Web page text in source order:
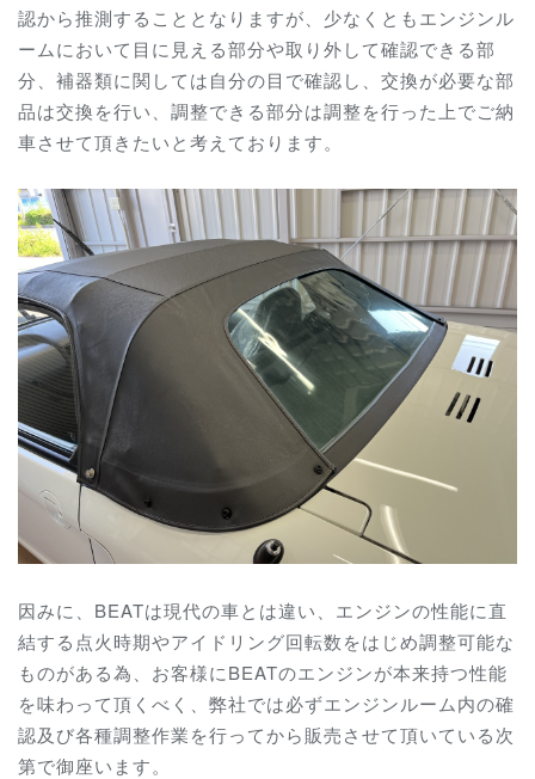
認から推測することとなりますが、少なくともエンジンル
ームにおいて目に見える部分や取り外して確認できる部
分、補器類に関しては自分の目で確認し、交換が必要な部
品は交換を行い、調整できる部分は調整を行った上でご納
車させて頂きたいと考えております。
因みに、BEATは現代の車とは違い、エンジンの性能に直
結する点火時期やアイドリング回転数をはじめ調整可能な
ものがある為、お客様にBEATのエンジンが本来持つ性能
を味わって頂くべく、弊社では必ずエンジンルーム内の確
認及び各種調整作業を行ってから販売させて頂いている次
第で御座います。